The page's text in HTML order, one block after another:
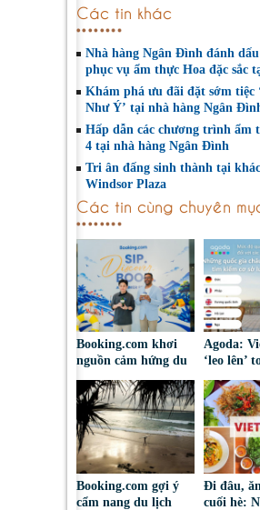
Các tin khác
Nhà hàng Ngân Đình đánh
phục vụ ẩm thực Hoa đặc sắc
Khám phá ưu đãi đặt sớm tiệc
Như Ý’ tại nhà hàng Ngân
Hấp dẫn các chương trình ẩm
4 tại nhà hàng Ngân Đình
Tri ân đấng sinh thành tại
Windsor Plaza
Các tin cùng chuyên
Booking.com khơi
nguồn cảm hứng du
lịch hè thông
qua trải nghiệm pop-
up cà phê
Agoda:
‘leo lên’
đến châu
khách
kiếm hè
Booking.com gợi ý
cẩm nang du lịch
Đi đâu,
cuối hè: